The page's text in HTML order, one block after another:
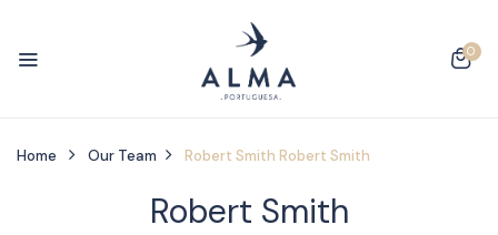
0
Home Our Team Robert Smith Robert Smith
Robert Smith